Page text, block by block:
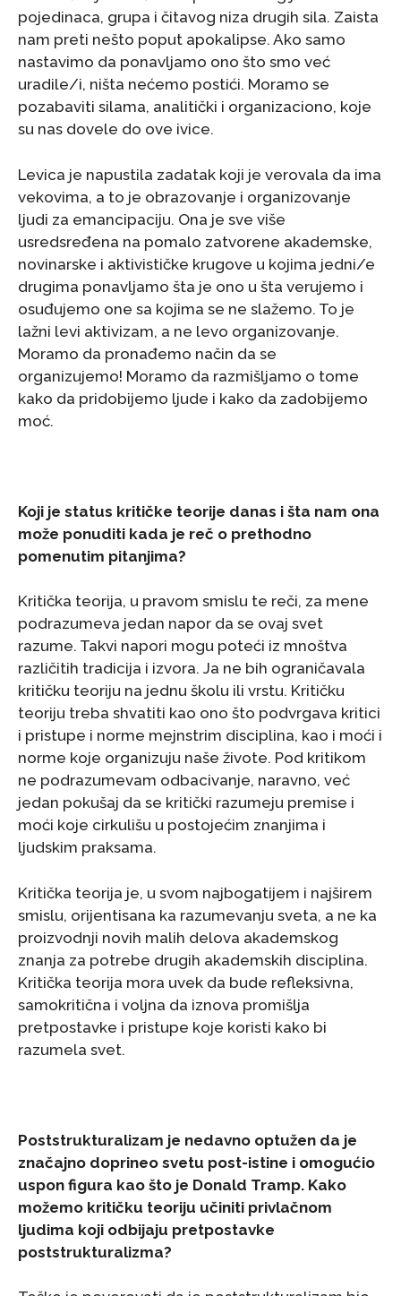
pojedinaca, grupa i čitavog niza drugih sila. Zaista
nam preti nešto poput apokalipse. Ako samo
nastavimo da ponavljamo ono što smo već
uradile/i, ništa nećemo postići. Moramo se
pozabaviti silama, analitički i organizaciono, koje
su nas dovele do ove ivice.
Levica je napustila zadatak koji je verovala da ima
vekovima, a to je obrazovanje i organizovanje
ljudi za emancipaciju. Ona je sve više
usredsređena na pomalo zatvorene akademske,
novinarske i aktivističke krugove u kojima jedni/e
drugima ponavljamo šta je ono u šta verujemo i
osuđujemo one sa kojima se ne slažemo. To je
lažni levi aktivizam, a ne levo organizovanje.
Moramo da pronađemo način da se
organizujemo! Moramo da razmišljamo o tome
kako da pridobijemo ljude i kako da zadobijemo
moć.
Koji je status kritičke teorije danas i šta nam ona
može ponuditi kada je reč o prethodno
pomenutim pitanjima?
Kritička teorija, u pravom smislu te reči, za mene
podrazumeva jedan napor da se ovaj svet
razume. Takvi napori mogu poteći iz mnoštva
različitih tradicija i izvora. Ja ne bih ograničavala
kritičku teoriju na jednu školu ili vrstu. Kritičku
teoriju treba shvatiti kao ono što podvrgava kritici
i pristupe i norme mejnstrim disciplina, kao i moći i
norme koje organizuju naše živote. Pod kritikom
ne podrazumevam odbacivanje, naravno, već
jedan pokušaj da se kritički razumeju premise i
moći koje cirkulišu u postojećim znanjima i
ljudskim praksama.
Kritička teorija je, u svom najbogatijem i najširem
smislu, orijentisana ka razumevanju sveta, a ne ka
proizvodnji novih malih delova akademskog
znanja za potrebe drugih akademskih disciplina.
Kritička teorija mora uvek da bude refleksivna,
samokritična i voljna da iznova promišlja
pretpostavke i pristupe koje koristi kako bi
razumela svet.
Poststrukturalizam je nedavno optužen da je
značajno doprineo svetu post-istine i omogućio
uspon figura kao što je Donald Tramp. Kako
možemo kritičku teoriju učiniti privlačnom
ljudima koji odbijaju pretpostavke
poststrukturalizma?